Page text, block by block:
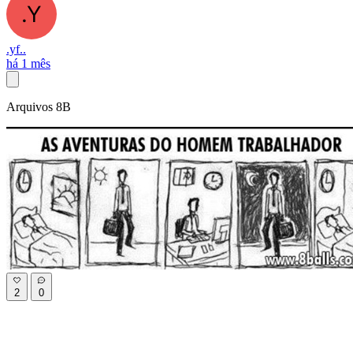
.yf..
há 1 mês
Arquivos 8B
2 0